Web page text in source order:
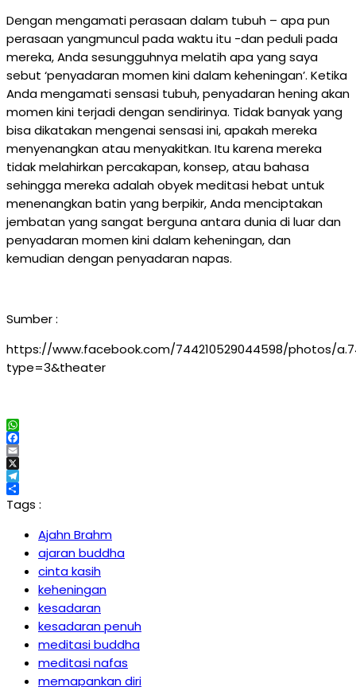
Dengan mengamati perasaan dalam tubuh – apa pun
perasaan yangmuncul pada waktu itu -dan peduli pada
mereka, Anda sesungguhnya melatih apa yang saya
sebut ‘penyadaran momen kini dalam keheningan’. Ketika
Anda mengamati sensasi tubuh, penyadaran hening akan
momen kini terjadi dengan sendirinya. Tidak banyak yang
bisa dikatakan mengenai sensasi ini, apakah mereka
menyenangkan atau menyakitkan. Itu karena mereka
tidak melahirkan percakapan, konsep, atau bahasa
sehingga mereka adalah obyek meditasi hebat untuk
menenangkan batin yang berpikir, Anda menciptakan
jembatan yang sangat berguna antara dunia di luar dan
penyadaran momen kini dalam keheningan, dan
kemudian dengan penyadaran napas.
Sumber :
https://www.facebook.com/744210529044598/photos/
type=3&theater
WhatsApp
Facebook
Email
X
Telegram
Share
Tags :
Ajahn Brahm
ajaran buddha
cinta kasih
keheningan
kesadaran
kesadaran penuh
meditasi buddha
meditasi nafas
memapankan diri